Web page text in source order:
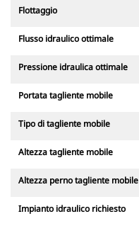
Flottaggio
Flusso idraulico ottimale
Pressione idraulica ottimale
Portata tagliente mobile
Tipo di tagliente mobile
Altezza tagliente mobile
Altezza perno tagliente mobile
Impianto idraulico richiesto